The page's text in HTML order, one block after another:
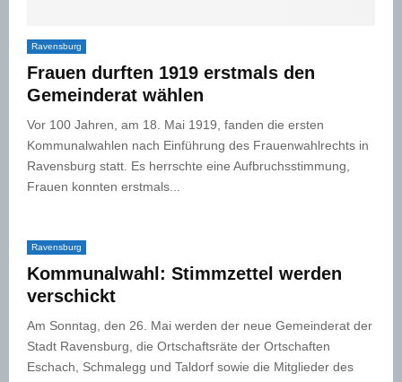
Ravensburg
Frauen durften 1919 erstmals den
Gemeinderat wählen
Vor 100 Jahren, am 18. Mai 1919, fanden die ersten
Kommunalwahlen nach Einführung des Frauenwahlrechts in
Ravensburg statt. Es herrschte eine Aufbruchsstimmung,
Frauen konnten erstmals...
Ravensburg
Kommunalwahl: Stimmzettel werden
verschickt
Am Sonntag, den 26. Mai werden der neue Gemeinderat der
Stadt Ravensburg, die Ortschaftsräte der Ortschaften
Eschach, Schmalegg und Taldorf sowie die Mitglieder des